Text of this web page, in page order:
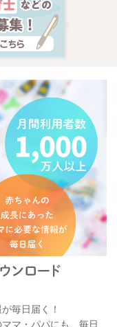
毎日届く！
マ・パパにも、毎日